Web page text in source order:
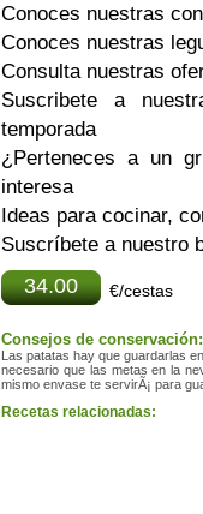
Conoces nuestras
Conoces nuestras
Consulta nuestras
Suscribete a
temporada
¿Perteneces a un
interesa
Ideas para cocinar,
Suscríbete a nuestro
€/cestas
34.00
Consejos de conservación:
Las patatas hay que guardarlas
necesario que las metas en la
mismo envase te servirÃ¡ para
Recetas relacionadas: